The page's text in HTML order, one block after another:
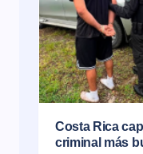
Costa Rica
criminal más